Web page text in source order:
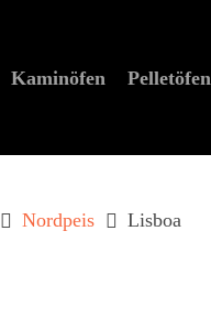
Kaminöfen Pelletöfen
Nordpeis Lisboa